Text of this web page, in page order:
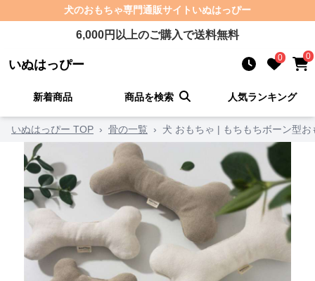
犬のおもちゃ専門通販サイト いぬはっぴー
6,000円以上のご購入で送料無料
いぬはっぴー 0 0
新着商品 商品を検索 人気ランキング
いぬはっぴー TOP › 骨の一覧 › 犬 おもちゃ | もちもちボーン型お